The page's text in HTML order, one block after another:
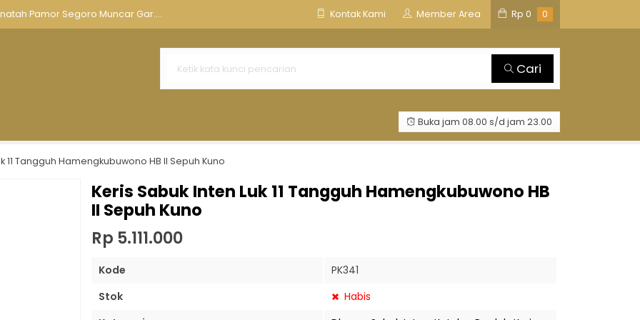
Motif Burung Alusan....
Pamor Segoro Muncar Gar....
Kontak Kami Member Area Rp 0 0
Aksesoris Keris Tempat Keris Tombak Kawruh Keris TOSAN AJI GROUP
Cari
Buka jam 08.00 s/d jam 23.00
11 Tangguh Hamengkubuwono HB II Sepuh Kuno
Keris Sabuk Inten Luk 11 Tangguh Hamengkubuwono HB
II Sepuh Kuno
Rp 5.111.000
Kode
PK341
Stok
Habis